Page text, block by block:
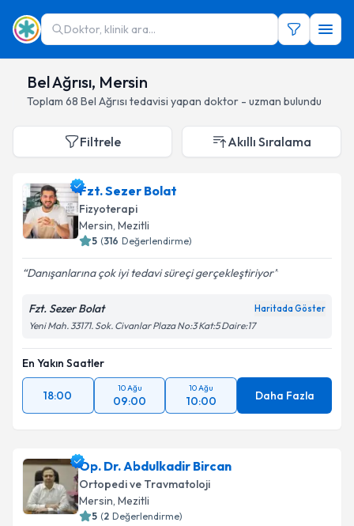
Doktor, klinik ara...
Bel Ağrısı, Mersin
Toplam 68 Bel Ağrısı tedavisi yapan doktor - uzman bulundu
Filtrele Akıllı Sıralama
Fzt. Sezer Bolat
Fizyoterapi
Mersin, Mezitli
5 (316 Değerlendirme)
Danışanlarına çok iyi tedavi süreçi gerçekleştiriyor
Fzt. Sezer Bolat Haritada Göster
Yeni Mah. 33171. Sok. Civanlar Plaza No:3 Kat:5 Daire:17
En Yakın Saatler
18:00
10 Ağu
09:00
10 Ağu
10:00 Daha Fazla
Op. Dr. Abdulkadir Bircan
Ortopedi ve Travmatoloji
Mersin, Mezitli
5 (2 Değerlendirme)